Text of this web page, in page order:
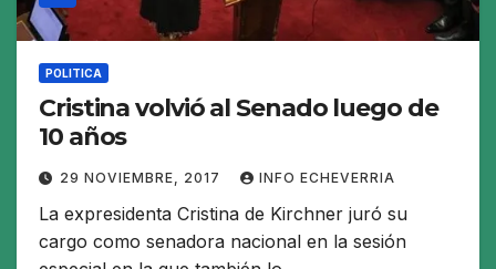
POLITICA
Cristina volvió al Senado luego de
10 años
29 NOVIEMBRE, 2017 INFO ECHEVERRIA
La expresidenta Cristina de Kirchner juró su
cargo como senadora nacional en la sesión